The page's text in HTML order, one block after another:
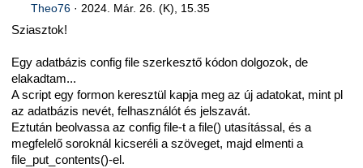
Theo76· 2024. Már. 26. (K), 15.35
Sziasztok!
Egy adatbázis config file szerkesztő kódon dolgozok, de
elakadtam...
A script egy formon keresztül kapja meg az új adatokat, mint pl
az adatbázis nevét, felhasználót és jelszavát.
Eztután beolvassa az config file-t a file() utasítással, és a
megfelelő soroknál kicseréli a szöveget, majd elmenti a
file_put_contents()-el.